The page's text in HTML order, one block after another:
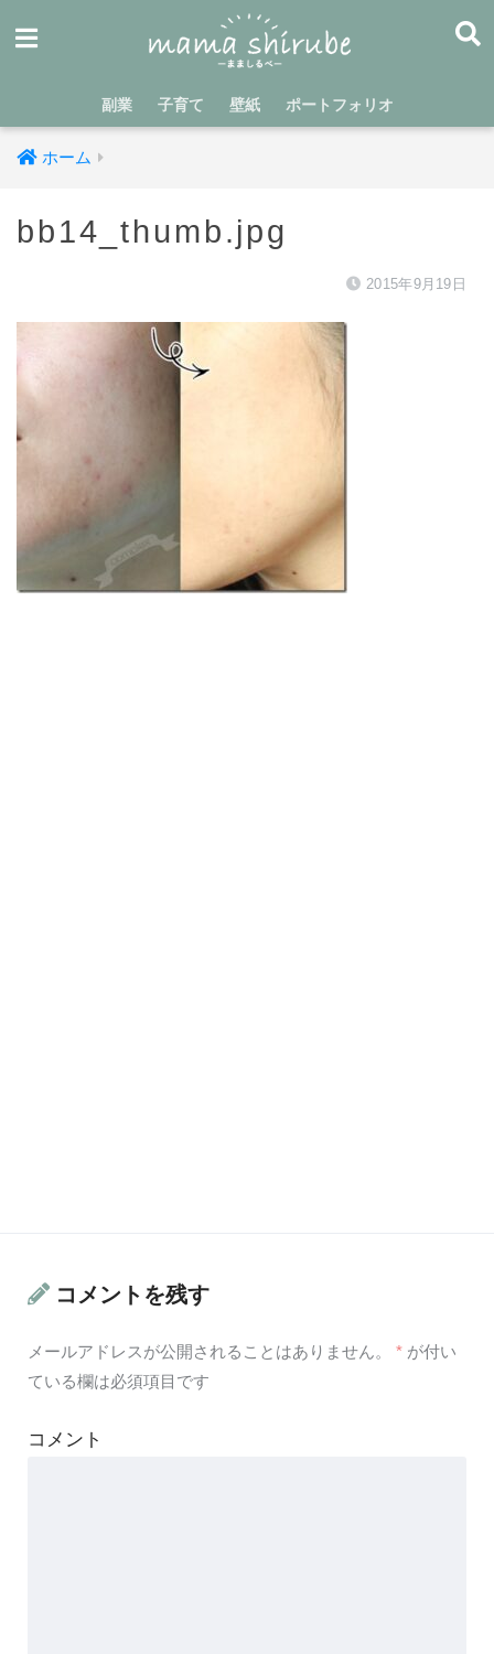
副業 子育て 壁紙 ポートフォリオ
ホーム
bb14_thumb.jpg
2015年9月19日
コメントを残す
メールアドレスが公開されることはありません。 * が付い
ている欄は必須項目です
コメント